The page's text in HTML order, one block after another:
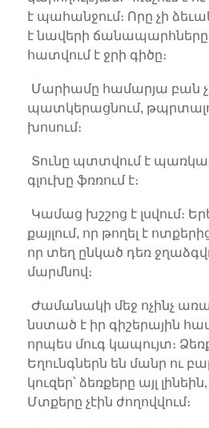
է պահանջում։ Որը չի
է նավերի
հատվում է ջրի գիծը։
Մարիամը համարյա բան
պատկերացնում,
խոսում։
Տունը պտտվում է
գլուխը ֆռռում է։
Կամաց խշշոց է լսվում։
քայլում, որ թողել է
որ տեղ ընկած դեռ
մարմնով։
Ժամանակի մեջ ոչինչ
նստած է իր գիշերային
որպես մուգ կապույտ։
Եղունգներն են մանր ու
կուզեր՝ ձեռքերը այլ լինեին,
Մտքերը չէին ժողովվում։